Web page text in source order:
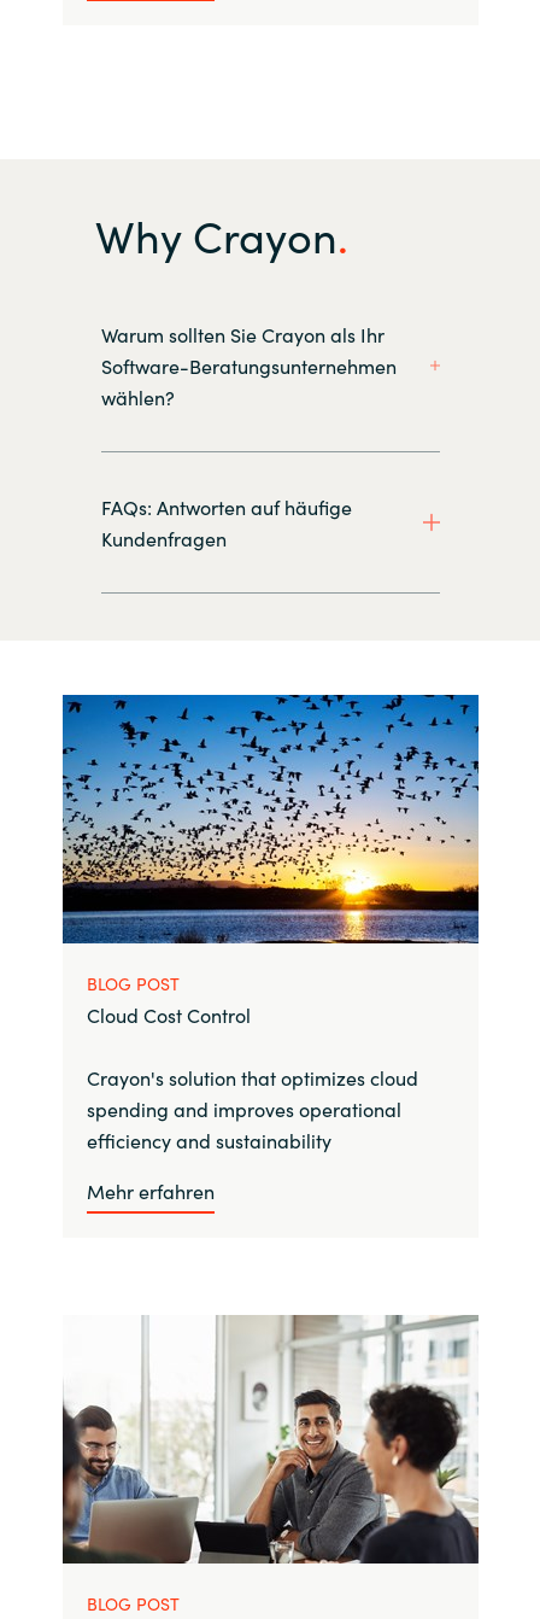
Why Crayon
Warum sollten Sie Crayon als Ihr
Software-Beratungsunternehmen
wählen?
FAQs: Antworten auf häufige
Kundenfragen
BLOG POST
Cloud Cost Control
Crayon's solution that optimizes cloud
spending and improves operational
efficiency and sustainability
Mehr erfahren
BLOG POST